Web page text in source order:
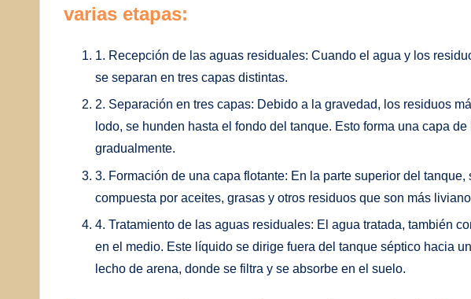
varias etapas:
1. Recepción de las aguas residuales: Cuando el agua y los
se separan en tres capas distintas.
2. Separación en tres capas: Debido a la gravedad, los residuos
lodo, se hunden hasta el fondo del tanque. Esto forma una capa
gradualmente.
3. Formación de una capa flotante: En la parte superior del
compuesta por aceites, grasas y otros residuos que son más
4. Tratamiento de las aguas residuales: El agua tratada, también
en el medio. Este líquido se dirige fuera del tanque séptico hacia
lecho de arena, donde se filtra y se absorbe en el suelo.